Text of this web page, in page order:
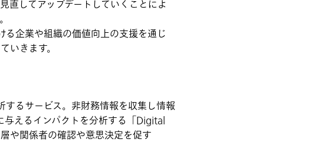
直してアップデートしていくことによ
る企業や組織の価値向上の支援を通じ
いきます。
するサービス。非財務情報を収集し情報
えるインパクトを分析する「Digital
や関係者の確認や意思決定を促す